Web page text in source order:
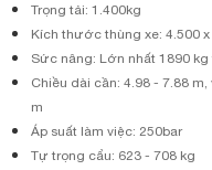
Trọng tải: 1.400kg
Kích thước thùng xe: 4.500 x
Sức nâng: Lớn nhất 1890 kg
Chiều dài cần: 4.98 - 7.88
m
Áp suất làm việc: 250bar
Tự trọng cẩu: 623 - 708 kg